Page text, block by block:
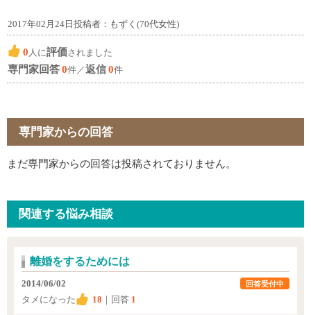
2017年02月24日投稿者：もずく(70代女性)
0 人に評価されました
専門家回答0件／返信0件
専門家からの回答
まだ専門家からの回答は投稿されておりません。
関連する悩み相談
離婚をするためには
2014/06/02
タメになった
18 ｜回答 1
回答受付中